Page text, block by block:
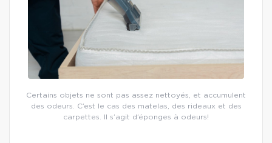
Certains objets ne sont pas assez nettoyés, et accumulent
des odeurs. C’est le cas des matelas, des rideaux et des
carpettes. Il s’agit d’éponges à odeurs!